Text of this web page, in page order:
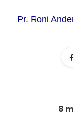
Pr. Roni
8